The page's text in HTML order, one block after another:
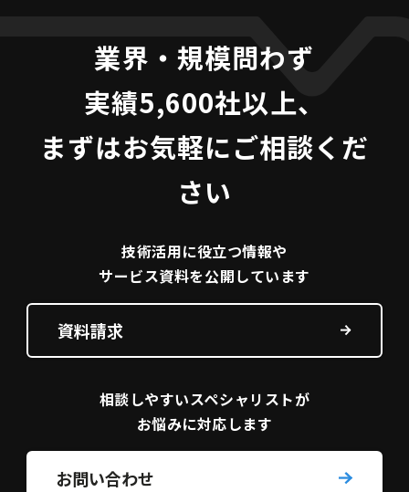
業界・規模問わず
実績5,600社以上、
まずはお気軽にご相談くだ
さい
技術活用に役立つ情報や
サービス資料を公開しています
資料請求
相談しやすいスペシャリストが
お悩みに対応します
お問い合わせ